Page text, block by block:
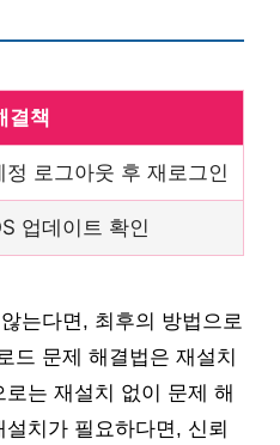
결책
정 로그아웃 후 재로그인
업데이트 확인
는다면, 최후의 방법으로
드 문제 해결법은 재설치
는 재설치 없이 문제 해
치가 필요하다면, 신뢰